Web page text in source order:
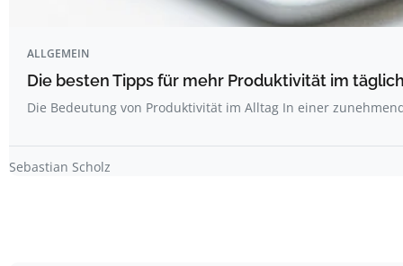
ALLGEMEIN
Die besten Tipps für mehr Produktivität im
Die Bedeutung von Produktivität im Alltag In einer
Sebastian Scholz